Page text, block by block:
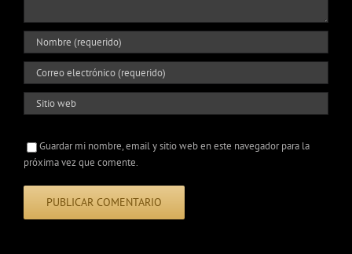
Guardar mi nombre, email y sitio web en este navegador para la
próxima vez que comente.